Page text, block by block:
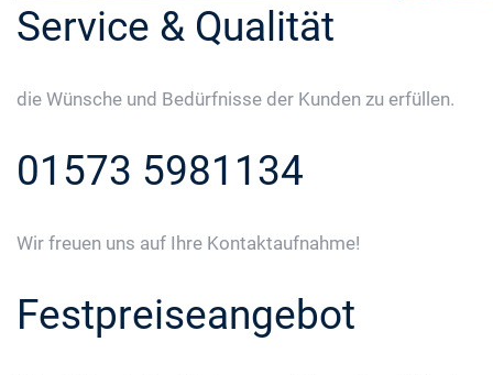
Service & Qualität
die Wünsche und Bedürfnisse der Kunden zu erfüllen.
01573 5981134
Wir freuen uns auf Ihre Kontaktaufnahme!
Festpreiseangebot